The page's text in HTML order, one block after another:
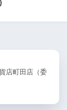
店町田店（委